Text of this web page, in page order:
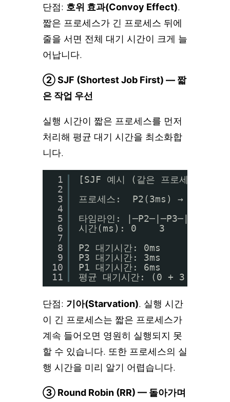
단점: 호위 효과(Convoy Effect).
짧은 프로세스가 긴 프로세스 뒤에
줄을 서면 전체 대기 시간이 크게 늘
어납니다.
② SJF (Shortest Job First) — 짧
은 작업 우선
실행 시간이 짧은 프로세스를 먼저
처리해 평균 대기 시간을 최소화합
니다.
1
2
3
4
5
6
7
8
9
10
11
[SJF 예시 (같은 프로세스, 순
프로세스:  P2(3ms) →
타임라인:
시간(ms): 0    3    6
P2 대기시간: 0ms
P3 대기시간: 3ms
P1 대기시간: 6ms
평균 대기시간: (0 + 3 + 6) / 3
단점: 기아(Starvation). 실행 시간
이 긴 프로세스는 짧은 프로세스가
계속 들어오면 영원히 실행되지 못
할 수 있습니다. 또한 프로세스의 실
행 시간을 미리 알기 어렵습니다.
③ Round Robin (RR) — 돌아가며